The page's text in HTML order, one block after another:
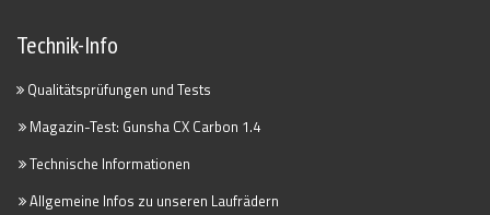
Technik-Info
Qualitätsprüfungen und Tests
Magazin-Test: Gunsha CX Carbon 1.4
Technische Informationen
Allgemeine Infos zu unseren Laufrädern